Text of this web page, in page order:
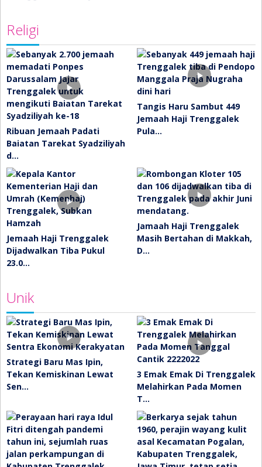
Religi
Ribuan Jemaah Padati
Baiatan Tarekat Syadziliyah
d…
Tangis Haru Sambut 449
Jemaah Haji Trenggalek
Pula…
Jemaah Haji Trenggalek
Dijadwalkan Tiba Pukul
23.0…
Jamaah Haji Trenggalek
Masih Bertahan di Makkah,
D…
Unik
Strategi Baru Mas Ipin,
Tekan Kemiskinan Lewat
Sen…
3 Emak Emak Di Trenggalek
Melahirkan Pada Momen
T…